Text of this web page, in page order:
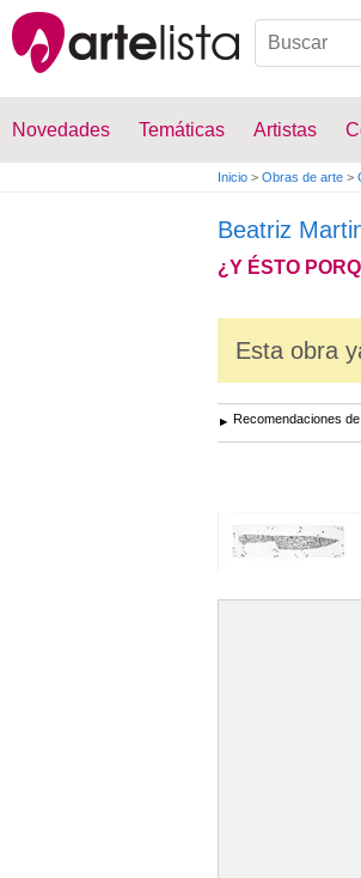
Novedades Temáticas Artistas
Inicio > Obras de arte >
Beatriz
¿Y ÉSTO
Esta obra
Recomendaciones